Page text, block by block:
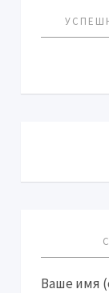
Ваше имя